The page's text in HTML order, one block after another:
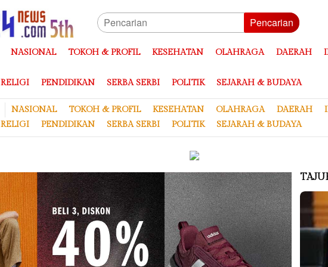
Pencarian
NASIONAL TOKOH & PROFIL KESEHATAN OLAHRAGA DAERAH
RELIGI PENDIDIKAN SERBA SERBI POLITIK SEJARAH & BUDAYA
NASIONAL TOKOH & PROFIL KESEHATAN OLAHRAGA DAERAH
RELIGI PENDIDIKAN SERBA SERBI POLITIK SEJARAH & BUDAYA